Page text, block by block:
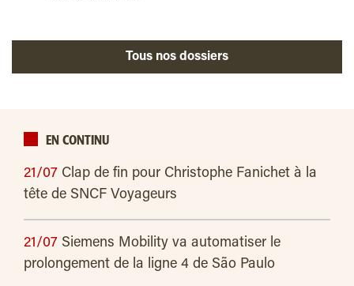
Tous nos dossiers
EN CONTINU
21/07 Clap de fin pour Christophe Fanichet à la
tête de SNCF Voyageurs
21/07 Siemens Mobility va automatiser le
prolongement de la ligne 4 de São Paulo